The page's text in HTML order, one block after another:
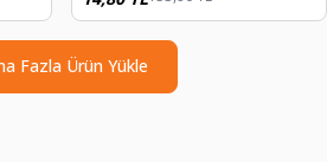
Fazla Ürün Yükle